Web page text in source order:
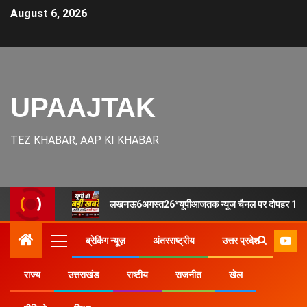
August 6, 2026
UPAAJTAK
TEZ KHABAR, AAP KI KHABAR
लखनऊ6अगस्त26*यूपीआजतक न्यूज चैनल पर दोपहर 1
ब्रेकिंग न्यूज़ अंतरराष्ट्रीय उत्तर प्रदेश
राज्य उत्तराखंड राष्टीय राजनीत खेल